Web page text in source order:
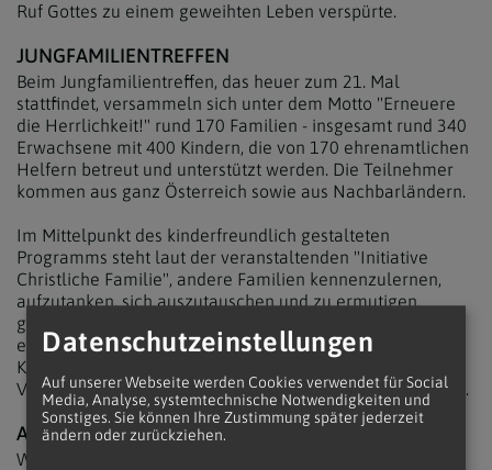
Ruf Gottes zu einem geweihten Leben verspürte.
JUNGFAMILIENTREFFEN
Beim Jungfamilientreffen, das heuer zum 21. Mal
stattfindet, versammeln sich unter dem Motto "Erneuere
die Herrlichkeit!" rund 170 Familien - insgesamt rund 340
Erwachsene mit 400 Kindern, die von 170 ehrenamtlichen
Helfern betreut und unterstützt werden. Die Teilnehmer
kommen aus ganz Österreich sowie aus Nachbarländern.
Im Mittelpunkt des kinderfreundlich gestalteten
Programms steht laut der veranstaltenden "Initiative
Christliche Familie", andere Familien kennenzulernen,
aufzutanken, sich auszutauschen und zu ermutigen,
gemeinsam beten, "die Ehe stärken und Sakramente
empfangen". Neben einem eigenen Kinderprogramm mit
Kinderkatechesen und Jugendstunden werden auch
Vorträge, Paargespräche und Zeugnisgruppen angeboten.
AB 2024 IN KREMSMÜNSTER
Während die Treffen heuer noch am traditionellen
Datenschutzeinstellungen
Auf unserer Webseite werden Cookies verwendet für Social
Media, Analyse, systemtechnische Notwendigkeiten und
Sonstiges. Sie können Ihre Zustimmung später jederzeit
ändern oder zurückziehen.